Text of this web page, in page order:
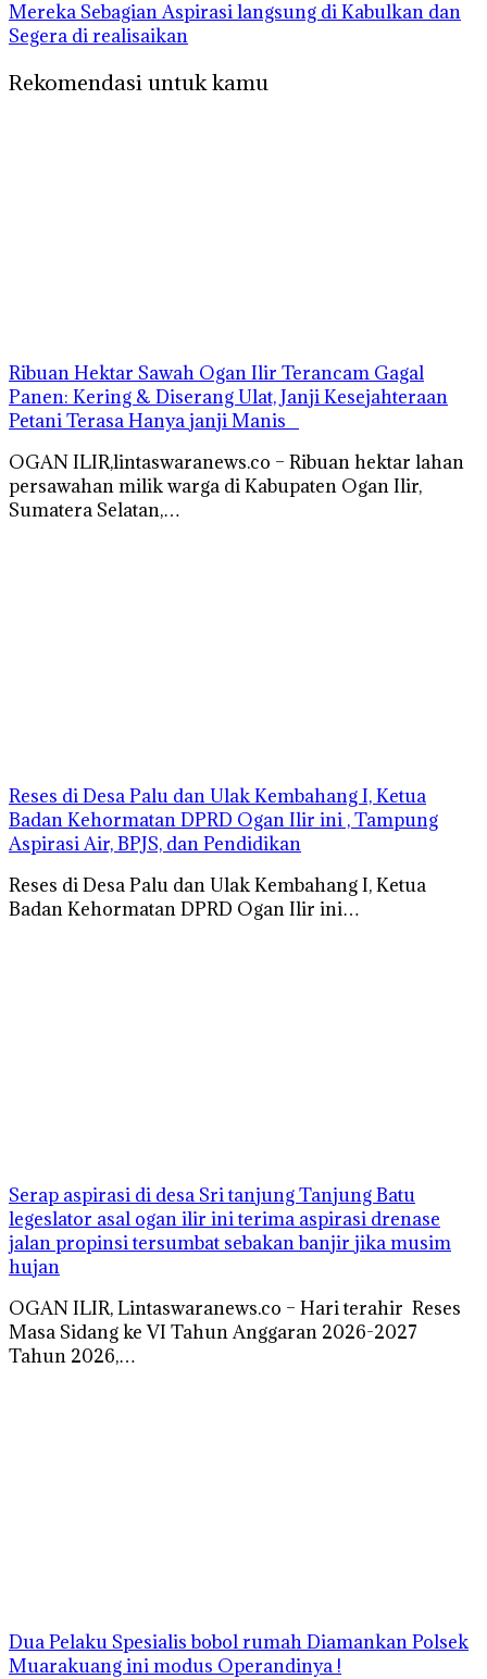
Mereka Sebagian Aspirasi langsung di Kabulkan dan
Segera di realisaikan
Rekomendasi untuk kamu
Ribuan Hektar Sawah Ogan Ilir Terancam Gagal
Panen: Kering & Diserang Ulat, Janji Kesejahteraan
Petani Terasa Hanya janji Manis
OGAN ILIR,lintaswaranews.co – Ribuan hektar lahan
persawahan milik warga di Kabupaten Ogan Ilir,
Sumatera Selatan,…
Reses di Desa Palu dan Ulak Kembahang I, Ketua
Badan Kehormatan DPRD Ogan Ilir ini , Tampung
Aspirasi Air, BPJS, dan Pendidikan
Reses di Desa Palu dan Ulak Kembahang I, Ketua
Badan Kehormatan DPRD Ogan Ilir ini…
Serap aspirasi di desa Sri tanjung Tanjung Batu
legeslator asal ogan ilir ini terima aspirasi drenase
jalan propinsi tersumbat sebakan banjir jika musim
hujan
OGAN ILIR, Lintaswaranews.co – Hari terahir Reses
Masa Sidang ke VI Tahun Anggaran 2026-2027
Tahun 2026,…
Dua Pelaku Spesialis bobol rumah Diamankan Polsek
Muarakuang ini modus Operandinya !